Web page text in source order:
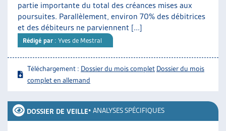
partie importante du total des créances mises aux
poursuites. Parallèlement, environ 70% des débitrices
et des débiteurs ne parviennent [...]
Rédigé par : Yves de Mestral
Téléchargement : Dossier du mois complet Dossier du mois
complet en allemand
DOSSIER DE VEILLE• ANALYSES SPÉCIFIQUES